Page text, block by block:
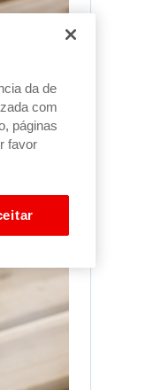
da de
com
páginas
favor